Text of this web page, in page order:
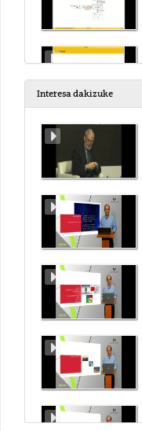
Interesa dakizuke